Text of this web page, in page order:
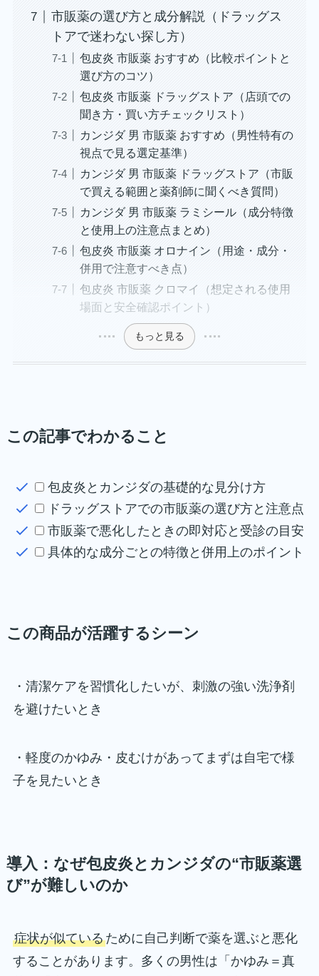
市販薬の選び方と成分解説（ドラッグス
トアで迷わない探し方）
包皮炎 市販薬 おすすめ（比較ポイントと
選び方のコツ）
包皮炎 市販薬 ドラッグストア（店頭での
聞き方・買い方チェックリスト）
カンジダ 男 市販薬 おすすめ（男性特有の
視点で見る選定基準）
カンジダ 男 市販薬 ドラッグストア（市販
で買える範囲と薬剤師に聞くべき質問）
カンジダ 男 市販薬 ラミシール（成分特徴
と使用上の注意点まとめ）
包皮炎 市販薬 オロナイン（用途・成分・
併用で注意すべき点）
包皮炎 市販薬 クロマイ（想定される使用
場面と安全確認ポイント）
もっと見る
この記事でわかること
包皮炎とカンジダの基礎的な見分け方
ドラッグストアでの市販薬の選び方と注意点
市販薬で悪化したときの即対応と受診の目安
具体的な成分ごとの特徴と併用上のポイント
この商品が活躍するシーン
・清潔ケアを習慣化したいが、刺激の強い洗浄剤
を避けたいとき
・軽度のかゆみ・皮むけがあってまずは自宅で様
子を見たいとき
導入：なぜ包皮炎とカンジダの“市販薬選
び”が難しいのか
症状が似ているために自己判断で薬を選ぶと悪化
することがあります。多くの男性は「かゆみ＝真